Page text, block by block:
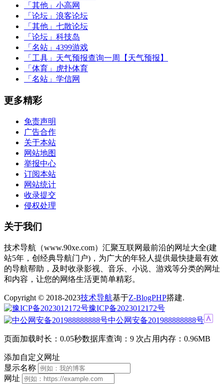
「其他」 小高网
「论坛」 浪客论坛
「其他」 七散论坛
「论坛」 科技岛
「名站」 4399游戏
「工具」 天气预报查询一周【天气预报】
「体育」
虎扑体育
「名站」 学信网
更多精彩
免责声明
广告合作
关于本站
网站地图
举报中心
订阅本站
网站统计
收录提交
侵权处理
关于我们
技术导航（www.90xe.com）汇聚互联网最前沿的网址大全(建
站5年，创经典导航门户)，为广大的年轻人提供最快捷最有效
的导航帮助，及时收录影视、音乐、小说、游戏等分类的网址
和内容，让您的网络生活更简单精彩。
Copyright © 2018-2023技术导航基于Z-BlogPHP搭建.
豫ICP备2023012172号
中公网安备201988888888号
页面加载时长：0.05秒数据库查询：9 次占用内存：0.96MB
添加自定义网址
显示名称
网址